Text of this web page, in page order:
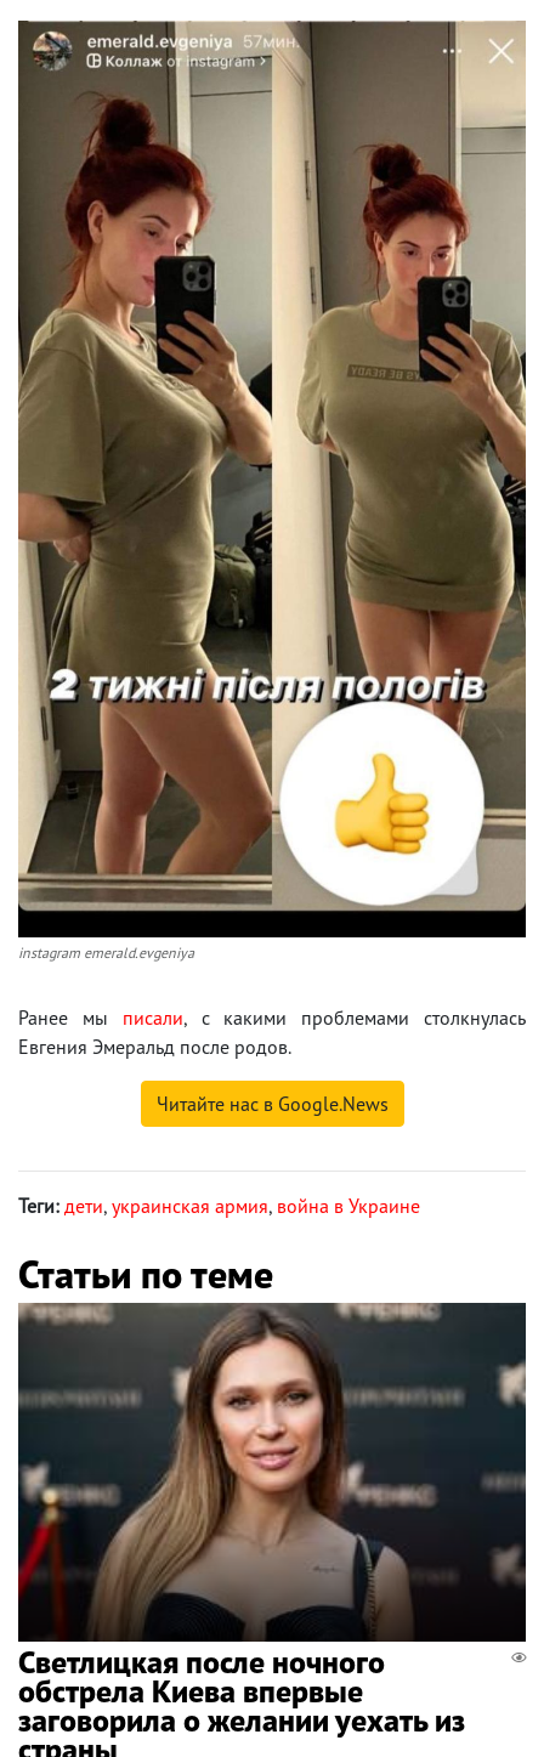
instagram emerald.evgeniya
Ранее мы писали, с какими проблемами столкнулась
Евгения Эмеральд после родов.
Читайте нас в Google.News
Теги: дети, украинская армия, война в Украине
Статьи по теме
Светлицкая после ночного
обстрела Киева впервые
заговорила о желании уехать из